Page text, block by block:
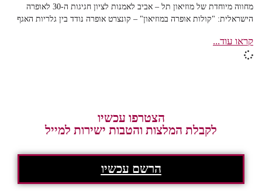
מחווה מיוחדת של מוזיאון תל – אביב לאמנות לציון חגיגות ה-30 לאופרה
הישראלית: "קולות אופרה במוזיאון" – קונצרט אופרה נודד בין גלריות האגף
קראו עוד...
הצטרפו עכשיו
לקבלת המלצות והטבות ישירות למייל
הרשם עכשיו